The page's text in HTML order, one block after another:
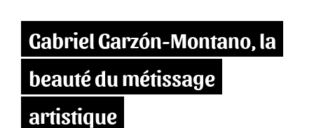
Gabriel Garzón-Montano, la
beauté du métissage
artistique